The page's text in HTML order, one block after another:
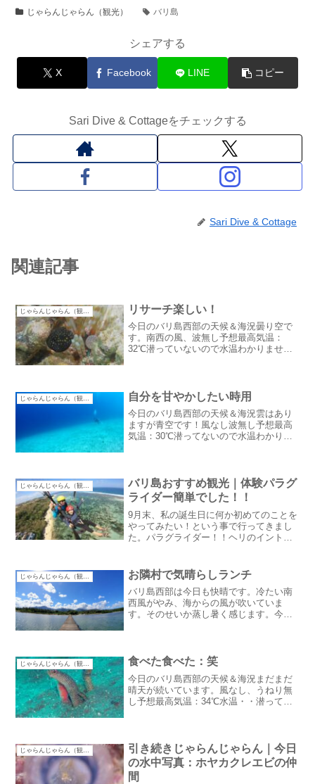
じゃらんじゃらん（観光） バリ島
シェアする
X Facebook LINE コピー
Sari Dive & Cottageをチェックする
Sari Dive & Cottage
関連記事
じゃらんじゃらん（観光） リサーチ楽しい！
今日のバリ島西部の天候＆海況曇り空で
す。南西の風、波無し予想最高気温：
32℃潜っていないので水温わかりませ
品を買う穴場。生き残ってた...
自分を甘やかしたい時用
今日のバリ島西部の天候＆海況雲はあり
ますが青空です！風なし波無し予想最高
気温：30℃潜ってないので水温わかりま
の都会へ近くと言っても...
バリ島おすすめ観光｜体験パラグ
ライダー簡単でした！！
9月末、私の誕生日に何か初めてのことを
やってみたい！という事で行ってきまし
た。パラグライダー！！ヘリのイントラ
海の次は空です！・・・なんてバリ島で
空体験！！「パラグライ...
お隣村で気晴らしランチ
バリ島西部は今日も快晴です。冷たい南
西風がやみ、海からの風が吹いていま
す。そのせいか蒸し暑く感じます。今日
ーズンかもしれない。海...
食べた食べた：笑
今日のバリ島西部の天候＆海況まだまだ
晴天が続いています。風なし、うねり無
し予想最高気温：34℃水温・・潜ってな
べた：笑昨日は息抜きで...
じゃらんじゃらん（観光）
引き続きじゃらんじゃらん｜今日
の水中写真：ホヤカクレエビの仲
間